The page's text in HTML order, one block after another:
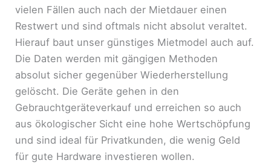
vielen Fällen auch nach der Mietdauer einen
Restwert und sind oftmals nicht absolut veraltet.
Hierauf baut unser günstiges Mietmodel auch auf.
Die Daten werden mit gängigen Methoden
absolut sicher gegenüber Wiederherstellung
gelöscht. Die Geräte gehen in den
Gebrauchtgeräteverkauf und erreichen so auch
aus ökologischer Sicht eine hohe Wertschöpfung
und sind ideal für Privatkunden, die wenig Geld
für gute Hardware investieren wollen.